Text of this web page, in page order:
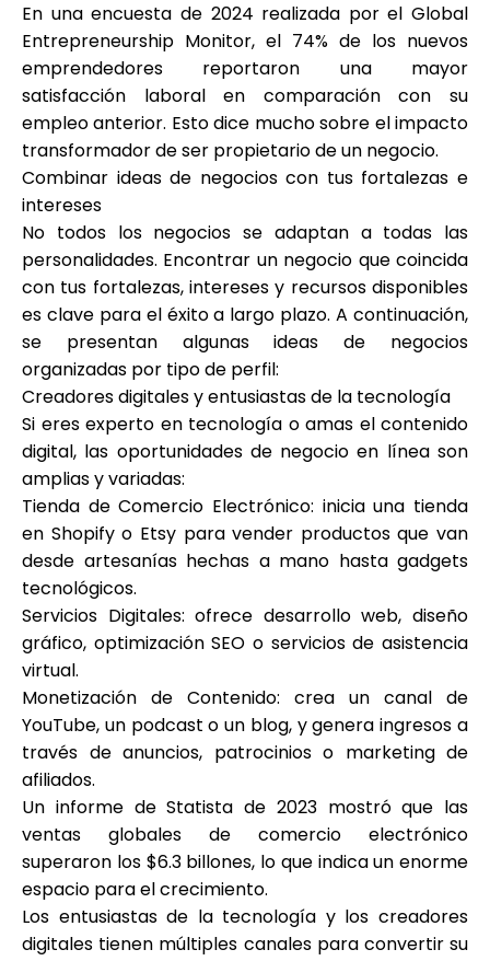
En una encuesta de 2024 realizada por el Global
Entrepreneurship Monitor, el 74% de los nuevos
emprendedores reportaron una mayor
satisfacción laboral en comparación con su
empleo anterior. Esto dice mucho sobre el impacto
transformador de ser propietario de un negocio.
Combinar ideas de negocios con tus fortalezas e
intereses
No todos los negocios se adaptan a todas las
personalidades. Encontrar un negocio que coincida
con tus fortalezas, intereses y recursos disponibles
es clave para el éxito a largo plazo. A continuación,
se presentan algunas ideas de negocios
organizadas por tipo de perfil:
Creadores digitales y entusiastas de la tecnología
Si eres experto en tecnología o amas el contenido
digital, las oportunidades de negocio en línea son
amplias y variadas:
Tienda de Comercio Electrónico: inicia una tienda
en Shopify o Etsy para vender productos que van
desde artesanías hechas a mano hasta gadgets
tecnológicos.
Servicios Digitales: ofrece desarrollo web, diseño
gráfico, optimización SEO o servicios de asistencia
virtual.
Monetización de Contenido: crea un canal de
YouTube, un podcast o un blog, y genera ingresos a
través de anuncios, patrocinios o marketing de
afiliados.
Un informe de Statista de 2023 mostró que las
ventas globales de comercio electrónico
superaron los $6.3 billones, lo que indica un enorme
espacio para el crecimiento.
Los entusiastas de la tecnología y los creadores
digitales tienen múltiples canales para convertir su